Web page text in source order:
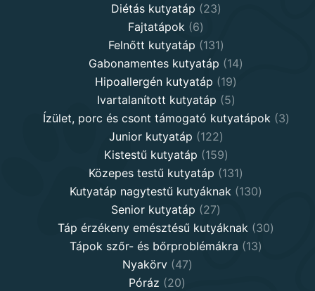
products
Diétás kutyatáp 2323
Fajtatápok 66
products
Felnőtt kutyatáp 131131
products
Gabonamentes kutyatáp 1414
Hipoallergén kutyatáp 1919
products
Ivartalanított kutyatáp 55
products
Ízület, porc és csont támogató kutyatápok 33
Junior kutyatáp 122122
products
Kistestű kutyatáp 159159
products
Közepes testű kutyatáp 131131
products
Kutyatáp nagytestű kutyáknak 130130
Senior kutyatáp 2727
products
Táp érzékeny emésztésű kutyáknak 3030
Tápok szőr- és bőrproblémákra 1313
Nyakörv 4747
Póráz 2020